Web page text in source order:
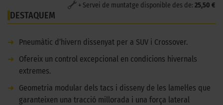
+ Servei de muntatge disponible des de: 25,50 €
DESTAQUEM
➜
Pneumàtic d’hivern dissenyat per a SUV i Crossover.
➜
Ofereix un control excepcional en condicions hivernals
extremes.
➜
Geometria modular dels tacs i disseny de les lamel·les que
garanteixen una tracció millorada i una força lateral